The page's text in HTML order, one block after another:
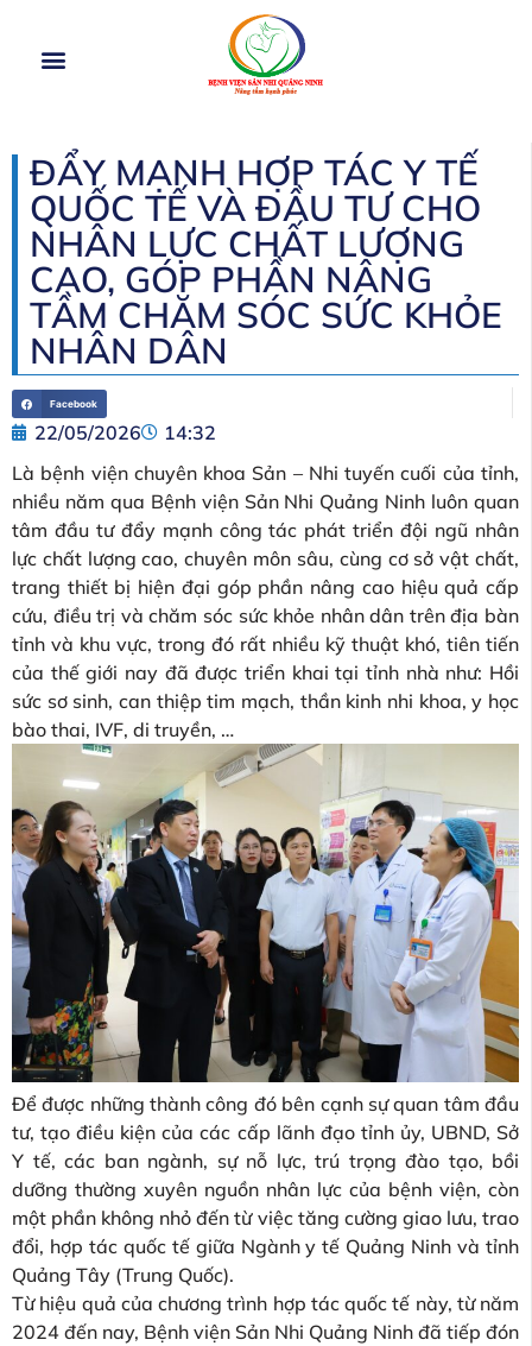
ĐẨY MẠNH HỢP TÁC Y TẾ
QUỐC TẾ VÀ ĐẦU TƯ CHO
NHÂN LỰC CHẤT LƯỢNG
CAO, GÓP PHẦN NÂNG
TẦM CHĂM SÓC SỨC KHỎE
NHÂN DÂN
Facebook
22/05/2026
14:32
Là bệnh viện chuyên khoa Sản – Nhi tuyến cuối của tỉnh,
nhiều năm qua Bệnh viện Sản Nhi Quảng Ninh luôn quan
tâm đầu tư đẩy mạnh công tác phát triển đội ngũ nhân
lực chất lượng cao, chuyên môn sâu, cùng cơ sở vật chất,
trang thiết bị hiện đại góp phần nâng cao hiệu quả cấp
cứu, điều trị và chăm sóc sức khỏe nhân dân trên địa bàn
tỉnh và khu vực, trong đó rất nhiều kỹ thuật khó, tiên tiến
của thế giới nay đã được triển khai tại tỉnh nhà như: Hồi
sức sơ sinh, can thiệp tim mạch, thần kinh nhi khoa, y học
bào thai, IVF, di truyền, …
Để được những thành công đó bên cạnh sự quan tâm đầu
tư, tạo điều kiện của các cấp lãnh đạo tỉnh ủy, UBND, Sở
Y tế, các ban ngành, sự nỗ lực, trú trọng đào tạo, bồi
dưỡng thường xuyên nguồn nhân lực của bệnh viện, còn
một phần không nhỏ đến từ việc tăng cường giao lưu, trao
đổi, hợp tác quốc tế giữa Ngành y tế Quảng Ninh và tỉnh
Quảng Tây (Trung Quốc).
Từ hiệu quả của chương trình hợp tác quốc tế này, từ năm
2024 đến nay, Bệnh viện Sản Nhi Quảng Ninh đã tiếp đón